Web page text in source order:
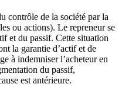
contrôle de la société par la
ou actions). Le repreneur se
et du passif. Cette situation
la garantie d’actif et de
à indemniser l’acheteur en
du passif,
est antérieure.